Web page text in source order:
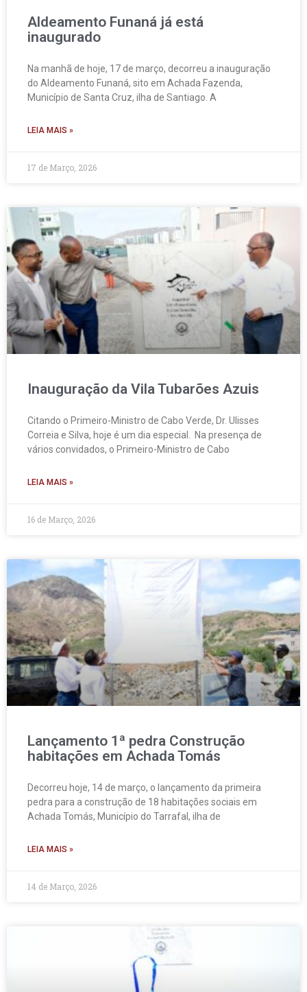
Aldeamento Funaná já está
inaugurado
Na manhã de hoje, 17 de março, decorreu a inauguração
do Aldeamento Funaná, sito em Achada Fazenda,
Município de Santa Cruz, ilha de Santiago. A
LEIA MAIS »
17 de Março, 2026
Inauguração da Vila Tubarões Azuis
Citando o Primeiro-Ministro de Cabo Verde, Dr. Ulisses
Correia e Silva, hoje é um dia especial. Na presença de
vários convidados, o Primeiro-Ministro de Cabo
LEIA MAIS »
16 de Março, 2026
Lançamento 1ª pedra Construção
habitações em Achada Tomás
Decorreu hoje, 14 de março, o lançamento da primeira
pedra para a construção de 18 habitações sociais em
Achada Tomás, Município do Tarrafal, ilha de
LEIA MAIS »
14 de Março, 2026